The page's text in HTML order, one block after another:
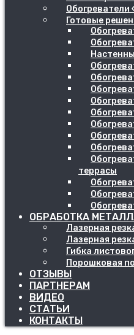
Обогреватели
Готовые
террасы
ОБРАБОТКА
Лазерная
Лазерная
Гибка
Порошковая
ОТЗЫВЫ
ПАРТНЕРАМ
ВИДЕО
СТАТЬИ
КОНТАКТЫ